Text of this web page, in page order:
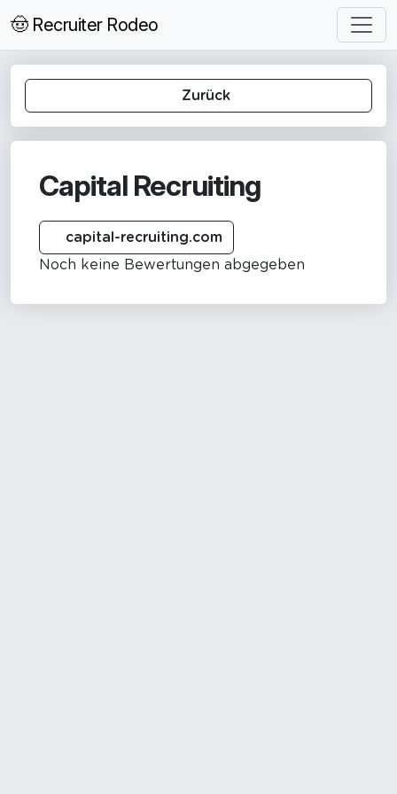
🤠 Recruiter Rodeo
Zurück
Capital Recruiting
capital-recruiting.com
Noch keine Bewertungen abgegeben